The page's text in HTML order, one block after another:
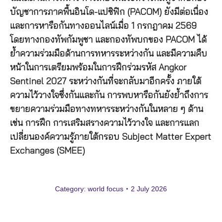
บัญชาการภาคพื้นอินโด-แปซิฟิก (PACOM) ยังมีต่อเนื่อง
และการหารือกันทางออนไลน์เมื่อ 1 กรกฎาคม 2569
โดยทางกองทัพกัมพูชา และกองทัพบกของ PACOM ได้
ย้ำความร่วมมือด้านการทหารระหว่างกัน และมีความคืบ
หน้าในการเตรียมพร้อมในการฝึกร่วมรหัส Angkor
Sentinel 2027 ระหว่างกันที่จะกลับมาอีกครั้ง ภายใต้
ความไว้วางใจซึ่งกันและกัน การพบหารือกันยังย้ำถึงการ
ขยายความร่วมมือทางทหารระหว่างกันในหลาย ๆ ด้าน
เช่น การฝึก การเสริมสรางความไว้วางใจ และการแลก
เปลี่ยนองค์ความรู้ภายใต้กรอบ Subject Matter Expert
Exchanges (SMEE)
Category: world focus 2 July 2026